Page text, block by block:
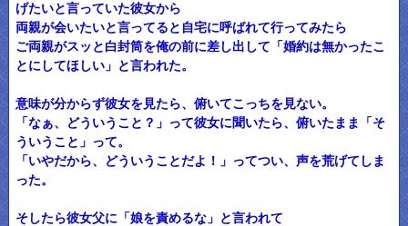
げたいと言っていた彼女から
両親が会いたいと言ってると自宅に呼ばれて行ってみたら
ご両親がスッと白封筒を俺の前に差し出して「婚約は無かったこ
とにしてほしい」と言われた。
意味が分からず彼女を見たら、俯いてこっちを見ない。
「なぁ、どういうこと？」って彼女に聞いたら、俯いたまま「そ
ういうこと」って。
「いやだから、どういうことだよ！」ってつい、声を荒げてしま
った。
そしたら彼女父に「娘を責めるな」と言われて